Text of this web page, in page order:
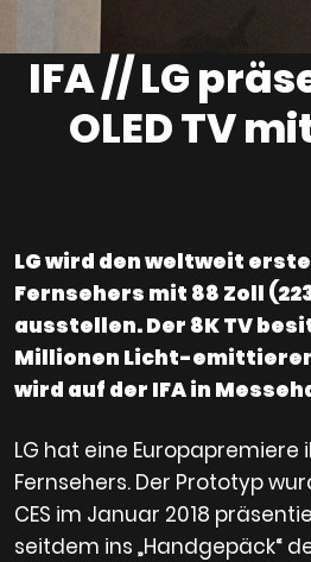
IFA // LG
OLED TV
LG wird den weltweit
Fernsehers mit 88 Zoll
ausstellen. Der 8K TV
Millionen Licht-
wird auf der IFA in
LG hat eine Europapremiere
Fernsehers. Der Prototyp
CES im Januar 2018
seitdem ins „Handgepäck“